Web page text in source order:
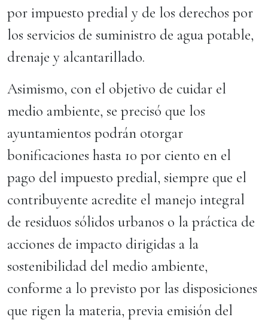
por impuesto predial y de los derechos por
los servicios de suministro de agua potable,
drenaje y alcantarillado.
Asimismo, con el objetivo de cuidar el
medio ambiente, se precisó que los
ayuntamientos podrán otorgar
bonificaciones hasta 10 por ciento en el
pago del impuesto predial, siempre que el
contribuyente acredite el manejo integral
de residuos sólidos urbanos o la práctica de
acciones de impacto dirigidas a la
sostenibilidad del medio ambiente,
conforme a lo previsto por las disposiciones
que rigen la materia, previa emisión del